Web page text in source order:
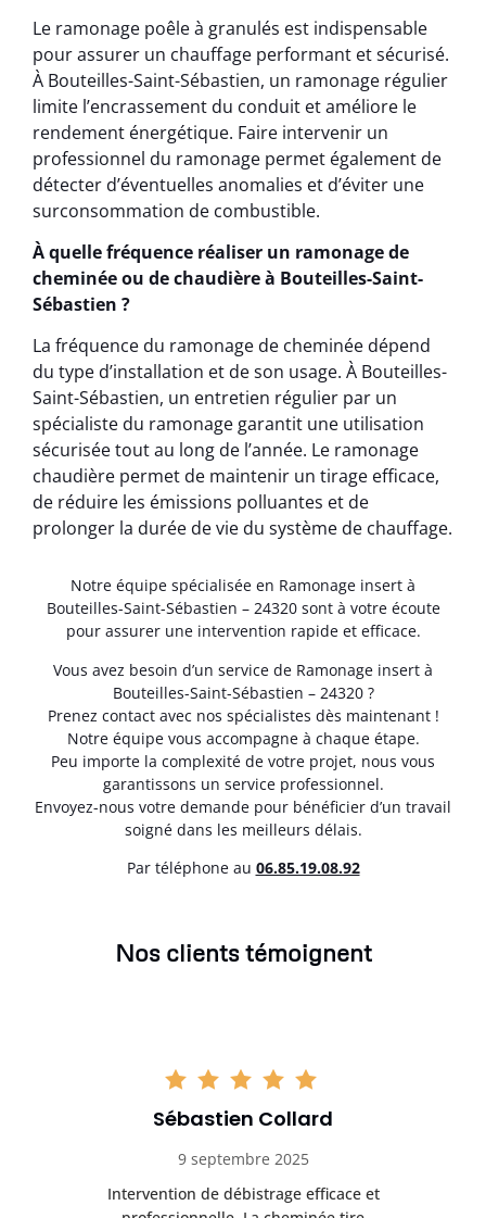
Le ramonage poêle à granulés est indispensable
pour assurer un chauffage performant et sécurisé.
À Bouteilles-Saint-Sébastien, un ramonage régulier
limite l’encrassement du conduit et améliore le
rendement énergétique. Faire intervenir un
professionnel du ramonage permet également de
détecter d’éventuelles anomalies et d’éviter une
surconsommation de combustible.
À quelle fréquence réaliser un ramonage de
cheminée ou de chaudière à Bouteilles-Saint-
Sébastien ?
La fréquence du ramonage de cheminée dépend
du type d’installation et de son usage. À Bouteilles-
Saint-Sébastien, un entretien régulier par un
spécialiste du ramonage garantit une utilisation
sécurisée tout au long de l’année. Le ramonage
chaudière permet de maintenir un tirage efficace,
de réduire les émissions polluantes et de
prolonger la durée de vie du système de chauffage.
Notre équipe spécialisée en Ramonage insert à
Bouteilles-Saint-Sébastien – 24320 sont à votre écoute
pour assurer une intervention rapide et efficace.
Vous avez besoin d’un service de Ramonage insert à
Bouteilles-Saint-Sébastien – 24320 ?
Prenez contact avec nos spécialistes dès maintenant !
Notre équipe vous accompagne à chaque étape.
Peu importe la complexité de votre projet, nous vous
garantissons un service professionnel.
Envoyez-nous votre demande pour bénéficier d’un travail
soigné dans les meilleurs délais.
Par téléphone au 06.85.19.08.92
Nos clients témoignent
Sébastien Collard
9 septembre 2025
Intervention de débistrage efficace et